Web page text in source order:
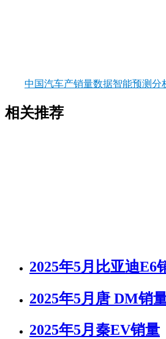
中国汽车产销量数据智能预测分
相关推荐
2025年5月比亚迪E6
2025年5月唐 DM销
2025年5月秦EV销量